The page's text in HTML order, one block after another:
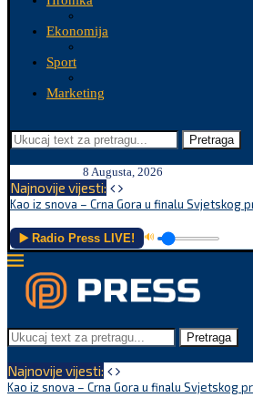
Ekonomija
Sport
Marketing
Pretraga
8 Augusta, 2026
Najnovije vijesti:
Kao iz snova – Crna Gora u finalu Svjetskog
▶️ Radio Press LIVE! 🔊
Pretraga
Najnovije vijesti:
Kao iz snova – Crna Gora u finalu Svjetskog